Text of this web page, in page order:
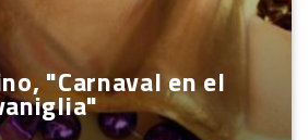
"Carnaval en el